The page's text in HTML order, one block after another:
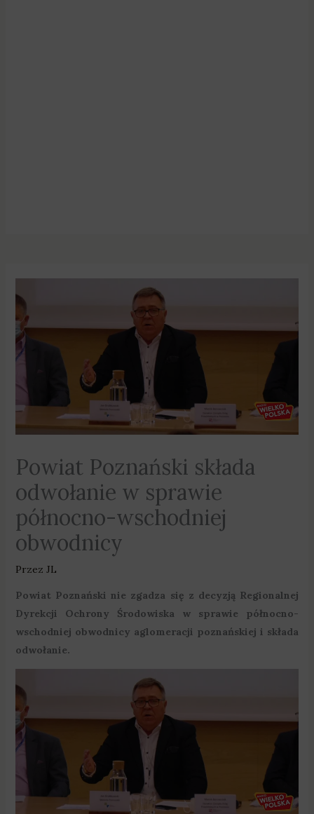
Powiat Poznański składa
odwołanie w sprawie
północno-wschodniej
obwodnicy
Przez JL
Powiat Poznański nie zgadza się z decyzją Regionalnej
Dyrekcji Ochrony Środowiska w sprawie północno-
wschodniej obwodnicy aglomeracji poznańskiej i składa
odwołanie.